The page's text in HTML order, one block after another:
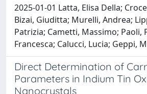
2025-01-01 Latta, Elisa Della;
Bizai, Giuditta; Murelli, Andrea;
Patrizia; Cametti, Massimo; Paoli,
Francesca; Calucci, Lucia; Geppi,
Direct Determination of
Parameters in Indium Tin
Nanocrystals